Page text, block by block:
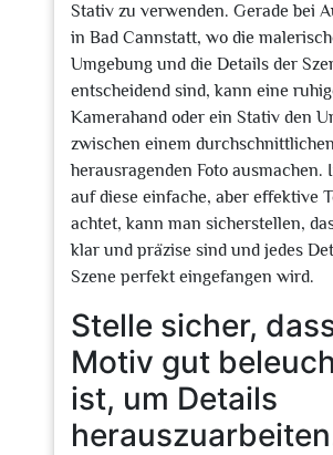
Stativ zu verwenden. Gerade bei
in Bad Cannstatt, wo die
Umgebung und die Details der
entscheidend sind, kann eine
Kamerahand oder ein Stativ den
zwischen einem
herausragenden Foto ausmachen.
auf diese einfache, aber effektive
achtet, kann man sicherstellen,
klar und präzise sind und jedes
Szene perfekt eingefangen wird.
Stelle sicher,
Motiv gut
ist, um Details